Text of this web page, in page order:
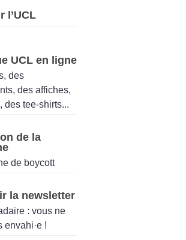
l’UCL
UCL en ligne
des
des affiches,
des tee-shirts...
de la
de boycott
la newsletter
: vous ne
envahi·e !